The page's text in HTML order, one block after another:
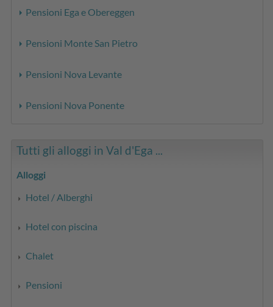
Pensioni Ega e Obereggen
Pensioni Monte San Pietro
Pensioni Nova Levante
Pensioni Nova Ponente
Tutti gli alloggi in Val d'Ega ...
Alloggi
Hotel / Alberghi
Hotel con piscina
Chalet
Pensioni